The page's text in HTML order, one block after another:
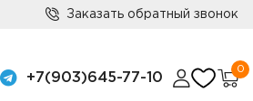
Заказать обратный звонок
+7(903)645-77-10
0